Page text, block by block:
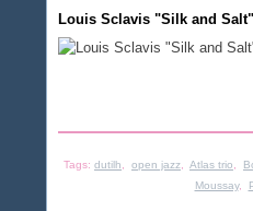
Louis Sclavis "Silk and
Tags: dutilh open jazz Atlas trio
Moussay,